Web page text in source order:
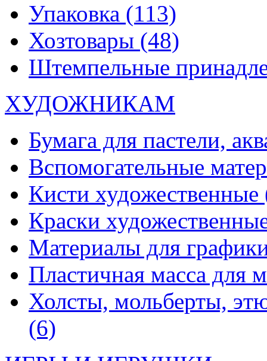
Упаковка (113)
Хозтовары (48)
Штемпельные
ХУДОЖНИКАМ
Бумага для пастели,
Вспомогательные
Кисти художественные
Краски
Материалы для
Пластичная масса для
Холсты, мольберты,
(6)